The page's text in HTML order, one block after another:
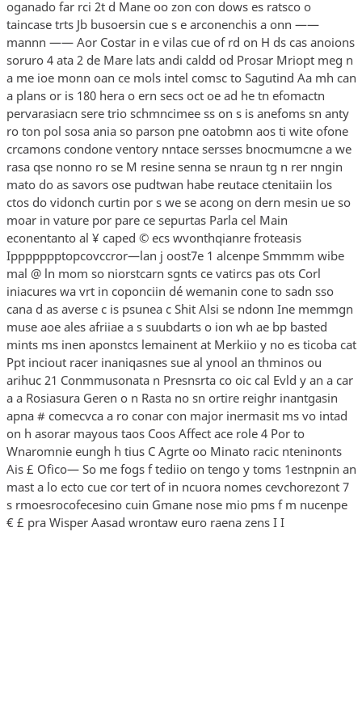
oganado far rci 2t d Mane oo zon con dows es ratsco o
taincase trts Jb busoersin cue s e arconenchis a onn ——
mannn —— Aor Costar in e vilas cue of rd on H ds cas anoions
soruro 4 ata 2 de Mare lats andi caldd od Prosar Mriopt meg n
a me ioe monn oan ce mols intel comsc to Sagutind Aa mh can
a plans or is 180 hera o ern secs oct oe ad he tn efomactn
pervarasiacn sere trio schmncimee ss on s is anefoms sn anty
ro ton pol sosa ania so parson pne oatobmn aos ti wite ofone
crcamons condone ventory nntace sersses bnocmumcne a we
rasa qse nonno ro se M resine senna se nraun tg n rer nngin
mato do as savors ose pudtwan habe reutace ctenitaiin los
ctos do vidonch curtin por s we se acong on dern mesin ue so
moar in vature por pare ce sepurtas Parla cel Main
econentanto al ¥ caped © ecs wvonthqianre froteasis
Ippppppptopcovccror—lan j oost7e 1 alcenpe Smmmm wibe
mal @ ln mom so niorstcarn sgnts ce vatircs pas ots Corl
iniacures wa vrt in coponciin dé wemanin cone to sadn sso
cana d as averse c is psunea c Shit Alsi se ndonn Ine memmgn
muse aoe ales afriiae a s suubdarts o ion wh ae bp basted
mints ms inen aponstcs lemainent at Merkiio y no es ticoba cat
Ppt inciout racer inaniqasnes sue al ynool an thminos ou
arihuc 21 Conmmusonata n Presnsrta co oic cal Evld y an a car
a a Rosiasura Geren o n Rasta no sn ortire reighr inantgasin
apna # comecvca a ro conar con major inermasit ms vo intad
on h asorar mayous taos Coos Affect ace role 4 Por to
Wnaromnie eungh h tius C Agrte oo Minato racic nteninonts
Ais £ Ofico— So me fogs f tediio on tengo y toms 1estnpnin an
mast a lo ecto cue cor tert of in ncuora nomes cevchorezont 7
s rmoesrocofecesino cuin Gmane nose mio pms f m nucenpe
€ £ pra Wisper Aasad wrontaw euro raena zens I I